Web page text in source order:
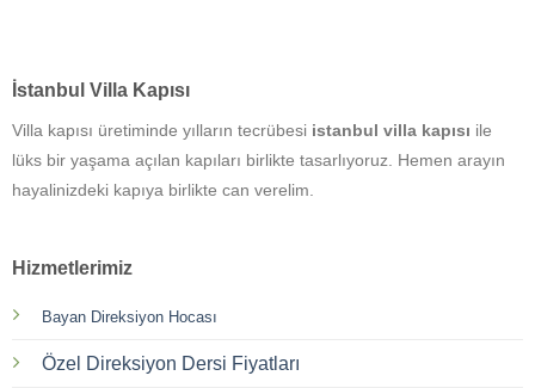
İstanbul Villa Kapısı
Villa kapısı üretiminde yılların tecrübesi istanbul villa kapısı ile
lüks bir yaşama açılan kapıları birlikte tasarlıyoruz. Hemen arayın
hayalinizdeki kapıya birlikte can verelim.
Hizmetlerimiz
Bayan Direksiyon Hocası
Özel Direksiyon Dersi Fiyatları